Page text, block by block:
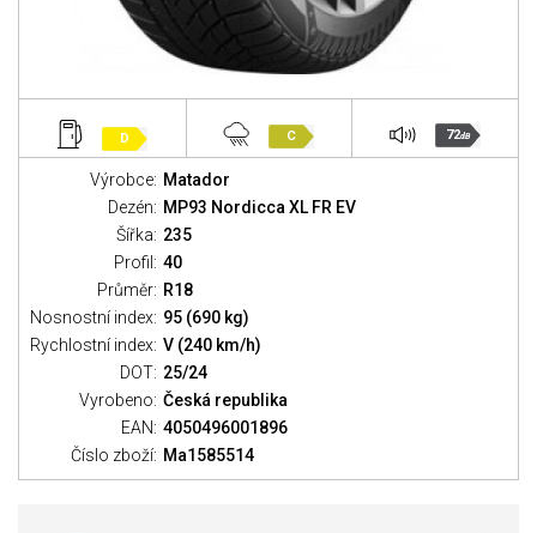
D C 72dB
Výrobce: Matador
Dezén: MP93 Nordicca XL FR EV
Šířka: 235
Profil: 40
Průměr: R18
Nosnostní index: 95 (690 kg)
Rychlostní index: V (240 km/h)
DOT: 25/24
Vyrobeno: Česká republika
EAN: 4050496001896
Číslo zboží: Ma1585514